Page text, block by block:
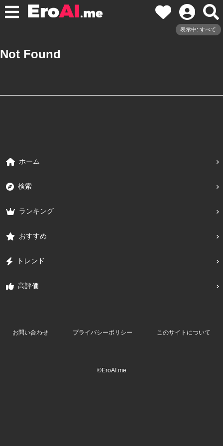
表示中: すべて
Not Found
ホーム
検索
ランキング
おすすめ
トレンド
高評価
お問い合わせ プライバシーポリシー このサイトについて
©EroAI.me